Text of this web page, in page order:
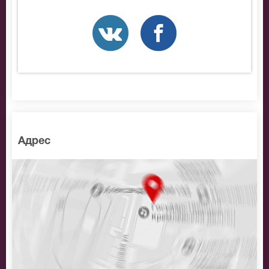
разные категории зрительного зала . Если не удалось
найти нужные билеты на Ансамбль Рапсодия
оркестра им. Осипова, позвоните нам в call-центр и
доступной цене.
Адрес